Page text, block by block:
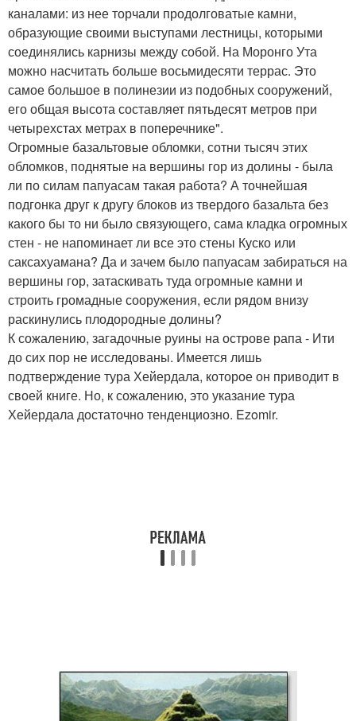
каналами: из нее торчали продолговатые камни,
образующие своими выступами лестницы, которыми
соединялись карнизы между собой. На Моронго Ута
можно насчитать больше восьмидесяти террас. Это
самое большое в полинезии из подобных сооружений,
его общая высота составляет пятьдесят метров при
четырехстах метрах в поперечнике".
Огромные базальтовые обломки, сотни тысяч этих
обломков, поднятые на вершины гор из долины - была
ли по силам папуасам такая работа? А точнейшая
подгонка друг к другу блоков из твердого базальта без
какого бы то ни было связующего, сама кладка огромных
стен - не напоминает ли все это стены Куско или
саксахуамана? Да и зачем было папуасам забираться на
вершины гор, затаскивать туда огромные камни и
строить громадные сооружения, если рядом внизу
раскинулись плодородные долины?
К сожалению, загадочные руины на острове рапа - Ити
до сих пор не исследованы. Имеется лишь
подтверждение тура Хейердала, которое он приводит в
своей книге. Но, к сожалению, это указание тура
Хейердала достаточно тенденциозно. Ezomir.